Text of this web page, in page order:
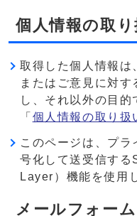
個人情報の取
取得した個人情報は
またはご意見に対す
し、それ以外の目
「 個人情報の取り扱
このページは、プ
号化して送受信す
Layer）機能を使用
メールフォーム